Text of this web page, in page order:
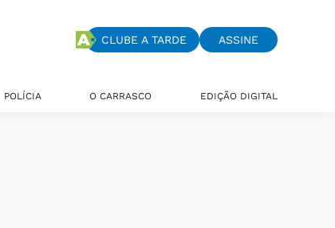
CLUBE A TARDE ASSINE
POLÍCIA O CARRASCO EDIÇÃO DIGITAL